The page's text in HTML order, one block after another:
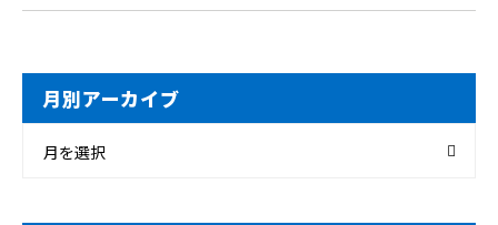
月別アーカイブ
月を選択